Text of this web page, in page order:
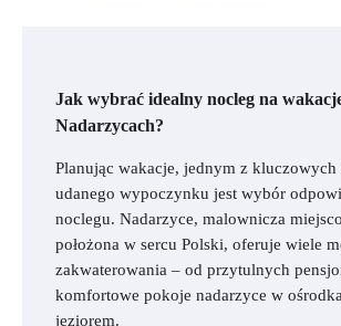
Jak wybrać idealny nocleg na
Nadarzycach?
Planując wakacje, jednym z kluczowych
udanego wypoczynku jest wybór
noclegu. Nadarzyce, malownicza
położona w sercu Polski, oferuje wiele
zakwaterowania – od przytulnych
komfortowe pokoje nadarzyce w
jeziorem.